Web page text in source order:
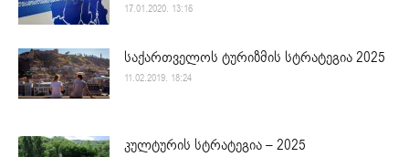
17.01.2020. 13:16
საქართველოს ტურიზმის სტრატეგია 2025
11.02.2019. 18:24
კულტურის სტრატეგია – 2025